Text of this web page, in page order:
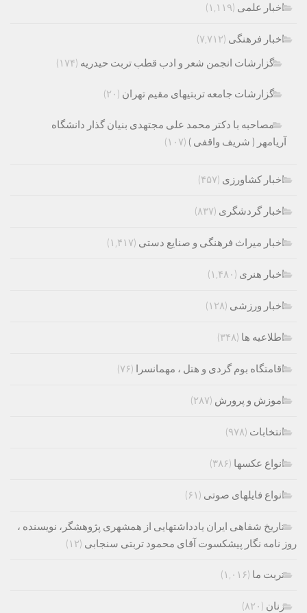
اخبار علمی (۱,۱۱۹)
اخبار فرهنگی (۷,۷۱۲)
گزارشات انجمن شعر و ادب قطب تربت حیدریه (۱۷۴)
گزارشات جامعه تربتیهای مقیم تهران (۲۰)
مصاحبه با دکتر محمد علی مجتهدی بنیان گذار دانشگاه
آریامهر ( شریف واقفی ) (۱۰۷)
اخبار کشاورزی (۴۵۷)
اخبار گردشگری (۸۳۷)
اخبار میراث فرهنگی و صنایع دستی (۱,۴۱۷)
اخبار هنری (۱,۴۸۰)
اخبار ورزشی (۱۲۸)
اطلاعیه ها (۳۴۸)
اقامتگاه بوم گردی و هتل ، مهمانسرا (۷۶)
اموزش و پرورش (۲۸۷)
انتخابات (۹۷۸)
انواع عکسها (۳۸۶)
انواع فایلهای صوتی (۶۱)
تاریخ شفاهی ایران یادداشتهایی از همشهری پژوهشگر، نویسنده ،
روز نامه نگار پیشکسوت آقای محمود تربتی سنجابی (۱۲)
تربت ما (۱,۰۱۶)
زنان (۸۲۰)